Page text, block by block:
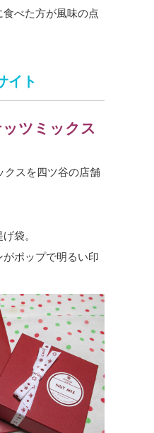
べた方が風味の点
イト
ツミックス
クスを四ツ谷の店舗
袋。
ポップで明るい印